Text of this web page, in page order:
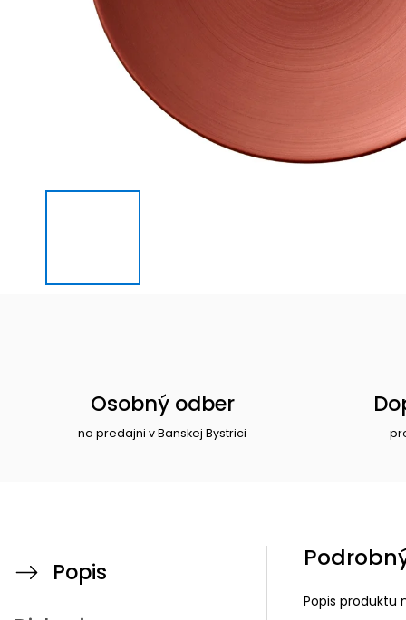
Osobný odber
na predajni v Banskej Bystrici
Popis
Popis produktu